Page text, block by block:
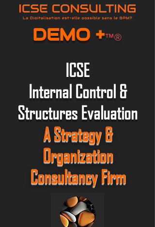
DEMO +™®
ICSE
Internal Control &
Structures Evaluation
A Strategy &
Organization
Consultancy Firm